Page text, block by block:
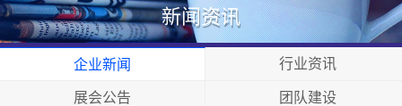
新闻资讯
企业新闻 行业资讯
展会公告 团队建设